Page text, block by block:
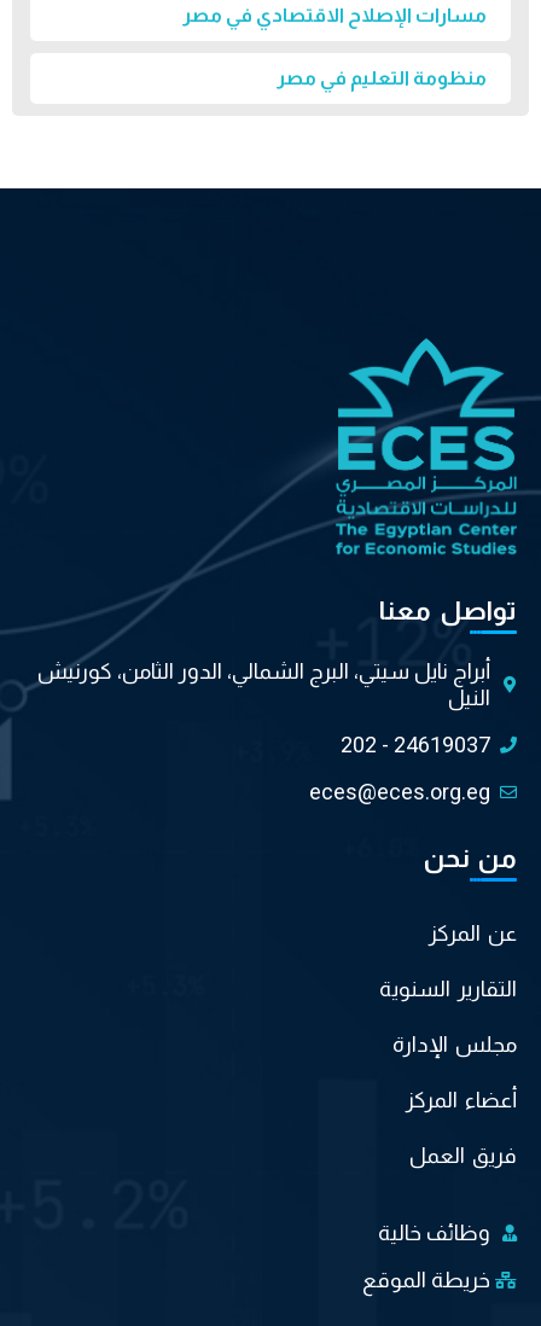
مسارات الإصلاح الاقتصادي في مصر
منظومة التعليم في مصر
تواصل معنا
أبراج نايل سيتي، البرج الشمالي، الدور الثامن، كورنيش
النيل
202 - 24619037
eces@eces.org.eg
من نحن
عن المركز
التقارير السنوية
مجلس الإدارة
أعضاء المركز
فريق العمل
وظائف خالية
خريطة الموقع